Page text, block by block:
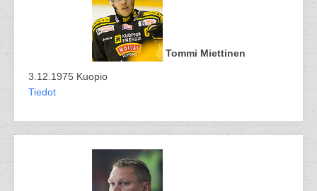
Tommi Miettinen
3.12.1975 Kuopio
Tiedot